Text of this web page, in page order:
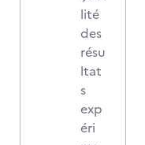
lité
des
résu
ltat
s
exp
éri